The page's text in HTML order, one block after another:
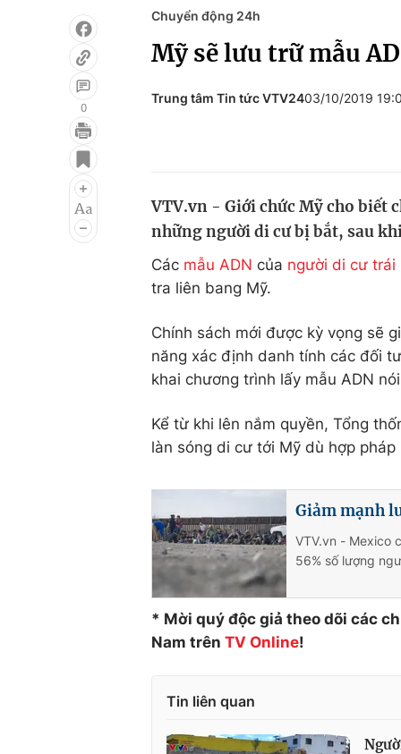
Điện ảnh
Âm nhạc
Làm đẹp
0
Chuyển động 24h
Mỹ sẽ lưu trữ mẫu
Trung tâm Tin tức VTV2403/10/2019
VTV.vn - Giới chức Mỹ cho biết
những người di cư bị bắt, sau
Các mẫu ADN của người di cư trái
tra liên bang Mỹ.
Chính sách mới được kỳ vọng sẽ
năng xác định danh tính các đối
khai chương trình lấy mẫu ADN
Kể từ khi lên nắm quyền, Tổng
làn sóng di cư tới Mỹ dù hợp
Giảm mạnh
VTV.vn - Mexico
56% số lượng
* Mời quý độc giả theo dõi các
Nam trên TV Online!
Tin liên quan